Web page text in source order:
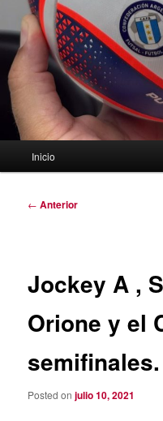
Inicio
Navegación
← Anterior
Jockey A ,
Orione y el
semifinales.
Posted onjulio 10, 2021